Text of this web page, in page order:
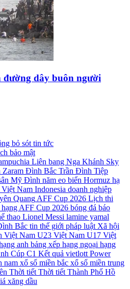
dây buôn người
bỏ sót tin tức
bảo mật
Liên bang Nga Khánh Sky
Zaram Đình Bắc Trần Đình Tiệp
Mỹ Đình năm eo biển Hormuz hạ
Nam Indonesia doanh nghiệp
Quang AFF Cup 2026 Lịch thi
AFF Cup 2026 bóng đá báo
thao Lionel Messi lamine yamal
Bắc tin thế giới pháp luật Xã hội
Việt Nam U23 Việt Nam U17 Việt
anh bảng xếp hạng ngoại hạng
Cúp C1 Kết quả vietlott Power
nam xổ số miền bắc xổ số miền trung
Thời tiết Thời tiết Thành Phố Hồ
xăng dầu